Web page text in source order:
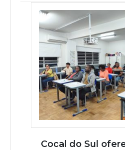
Cocal do Sul